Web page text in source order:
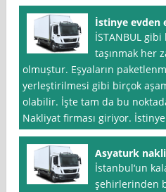
İstinye evden
İSTANBUL
taşınmak her
olmuştur. Eşyaların
yerleştirilmesi gibi birçok
olabilir. İşte tam da bu
Nakliyat firması giriyor.
Asyaturk
İstanbul‘un
şehirlerinden